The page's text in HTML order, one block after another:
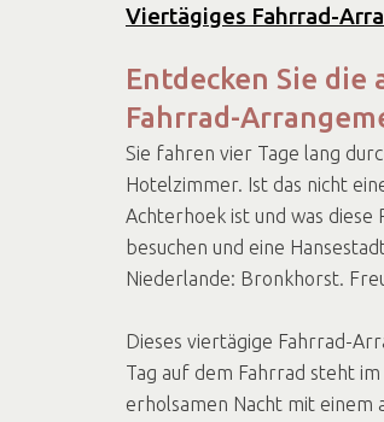
Viertägiges Fahrrad-
Entdecken Sie
Fahrrad-
Sie fahren vier Tage lang
Hotelzimmer. Ist das nicht
Achterhoek ist und was diese
besuchen und eine
Niederlande: Bronkhorst.
Dieses viertägige Fahrrad-
Tag auf dem Fahrrad steht
erholsamen Nacht mit einem